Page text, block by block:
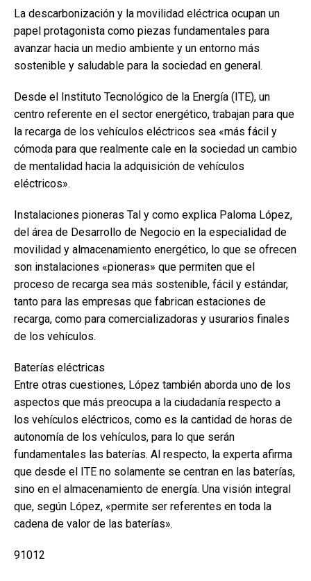
La descarbonización y la movilidad eléctrica ocupan un
papel protagonista como piezas fundamentales para
avanzar hacia un medio ambiente y un entorno más
sostenible y saludable para la sociedad en general.
Desde el Instituto Tecnológico de la Energía (ITE), un
centro referente en el sector energético, trabajan para que
la recarga de los vehículos eléctricos sea «más fácil y
cómoda para que realmente cale en la sociedad un cambio
de mentalidad hacia la adquisición de vehículos
eléctricos».
Instalaciones pioneras Tal y como explica Paloma López,
del área de Desarrollo de Negocio en la especialidad de
movilidad y almacenamiento energético, lo que se ofrecen
son instalaciones «pioneras» que permiten que el
proceso de recarga sea más sostenible, fácil y estándar,
tanto para las empresas que fabrican estaciones de
recarga, como para comercializadoras y usurarios finales
de los vehículos.
Baterías eléctricas
Entre otras cuestiones, López también aborda uno de los
aspectos que más preocupa a la ciudadanía respecto a
los vehículos eléctricos, como es la cantidad de horas de
autonomía de los vehículos, para lo que serán
fundamentales las baterías. Al respecto, la experta afirma
que desde el ITE no solamente se centran en las baterías,
sino en el almacenamiento de energía. Una visión integral
que, según López, «permite ser referentes en toda la
cadena de valor de las baterías».
91012